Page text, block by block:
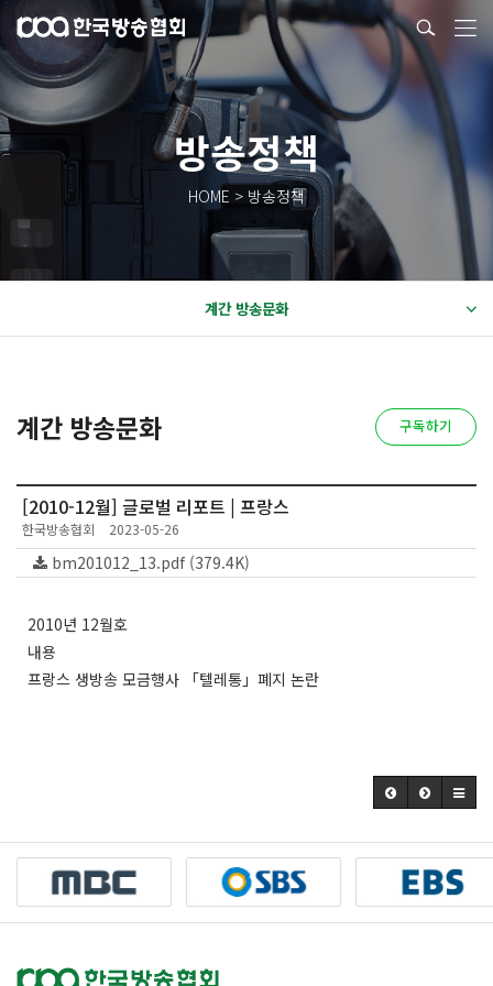
방송정책
HOME > 방송정책
계간 방송문화
계간 방송문화 구독하기
[2010-12월] 글로벌 리포트 | 프랑스
한국방송협회 2023-05-26
bm201012_13.pdf (379.4K)
2010년 12월호
내용
프랑스 생방송 모금행사 「텔레통」폐지 논란